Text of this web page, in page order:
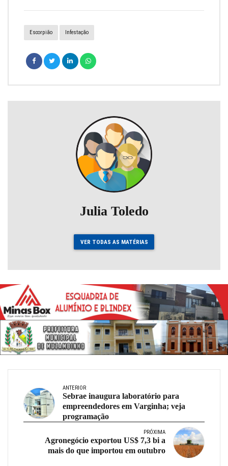
Escorpião Infestação
Julia Toledo
VER TODAS AS MATÉRIAS
ANTERIOR
Sebrae inaugura laboratório para
empreendedores em Varginha; veja
programação
PRÓXIMA
Agronegócio exportou US$ 7,3 bi a
mais do que importou em outubro